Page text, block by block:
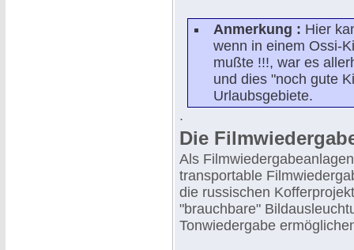
Anmerkung : Hier
wenn in einem Ossi-
mußte !!!, war es
und dies "noch gute
Urlaubsgebiete.
.
Die
Als
transportable
die russischen
"brauchbare"
Tonwiedergabe